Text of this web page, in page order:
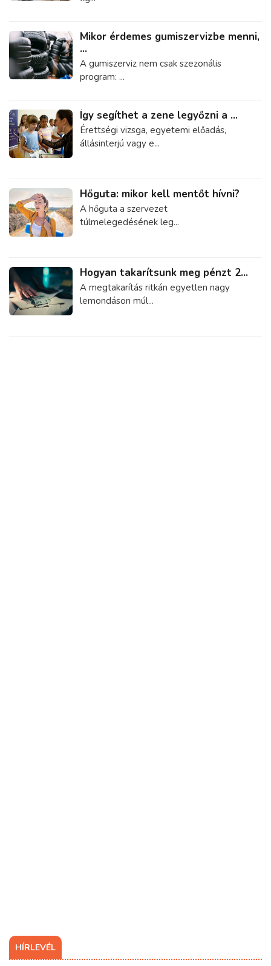
Mikor érdemes gumiszervizbe menni,
...
A gumiszerviz nem csak szezonális
program: ...
Így segíthet a zene legyőzni a ...
Érettségi vizsga, egyetemi előadás,
állásinterjú vagy e...
Hőguta: mikor kell mentőt hívni?
A hőguta a szervezet
túlmelegedésének leg...
Hogyan takarítsunk meg pénzt 2...
A megtakarítás ritkán egyetlen nagy
lemondáson múl...
HÍRLEVÉL